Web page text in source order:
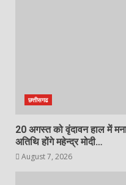
छत्तीसगढ
20 अगस्त को वृंदावन हाल में
अतिथि होंगे महेन्द्र मोदी…
August 7, 2026